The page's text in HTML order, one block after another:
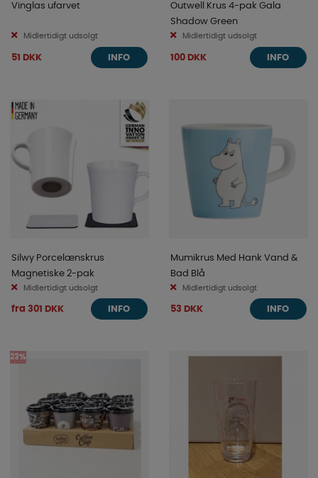
Vinglas ufarvet
Midlertidigt udsolgt
51 DKK INFO
Outwell Krus 4-pak Gala
Shadow Green
Midlertidigt udsolgt
100 DKK INFO
Silwy Porcelænskrus
Magnetiske 2-pak
Midlertidigt udsolgt
fra 301 DKK INFO
Mumikrus Med Hank Vand &
Bad Blå
Midlertidigt udsolgt
53 DKK INFO
23%